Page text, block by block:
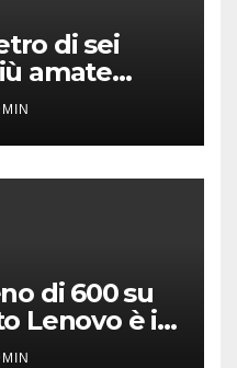
di sei
amate
di 600 su
Lenovo è il
a rate)